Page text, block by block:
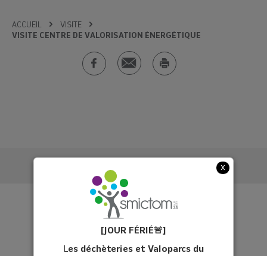
x
[JOUR FÉ RIÉ🚨]
Les déchèteries et Valoparcs du
ACCUEIL
VISITE
VISITE CENTRE DE VALORISATION ÉNERGÉTIQUE